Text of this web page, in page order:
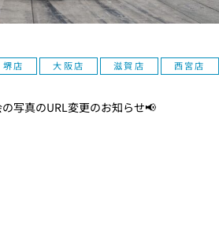
写真のURL変更のお知らせ📢
堺店 大阪店 滋賀店
西宮店